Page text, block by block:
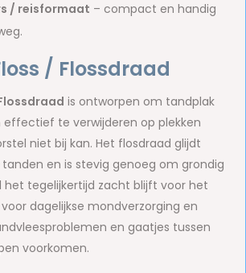
/ reisformaat – compact en handig
/ Flossdraad
is ontworpen om tandplak
effectief te verwijderen op plekken
niet bij kan. Het flosdraad glijdt
en is stevig genoeg om grondig
het tegelijkertijd zacht blijft voor het
dagelijkse mondverzorging en
en gaatjes tussen
voorkomen.